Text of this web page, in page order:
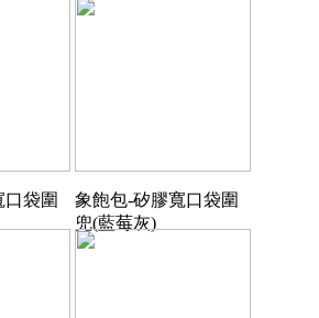
口袋圍
象飽包-矽膠寬口袋圍
兜(藍莓灰)